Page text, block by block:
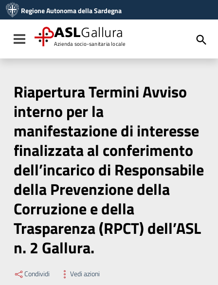
Vai al menu di navigazione
Vai al footer
Regione Autonoma della Sardegna
Toggle navigation
ASLGallura
Azienda socio-sanitaria locale
Riapertura Termini Avviso
interno per la
manifestazione di interesse
finalizzata al conferimento
dell’incarico di Responsabile
della Prevenzione della
Corruzione e della
Trasparenza (RPCT) dell’ASL
n. 2 Gallura.
Condividi Vedi azioni